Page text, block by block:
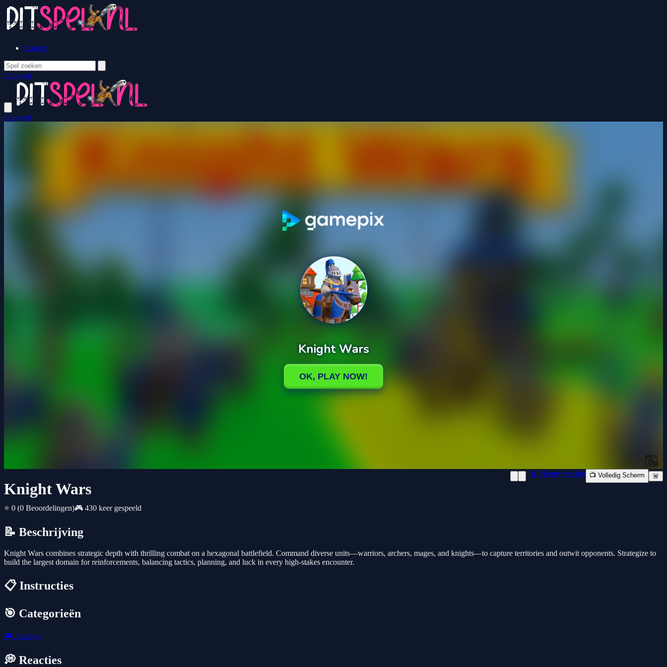
Contact
Inloggen
Inloggen
Knight Wars
⭐ 0 (0 Beoordelingen)🎮 430 keer gespeeld
📱 Nieuw venster 📺 Volledig Scherm 🚨
📝 Beschrijving
Knight Wars combines strategic depth with thrilling combat on a hexagonal battlefield. Command diverse units—warriors, archers, mages, and knights—to capture territories and outwit opponents. Strategize to
build the largest domain for reinforcements, balancing tactics, planning, and luck in every high-stakes encounter.
📋 Instructies
🎯 Categorieën
🎮 Strategie
💭 Reacties